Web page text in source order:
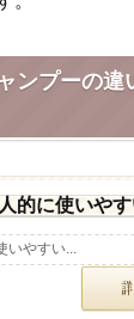
ンプーの違
的に使いや
いやすい...